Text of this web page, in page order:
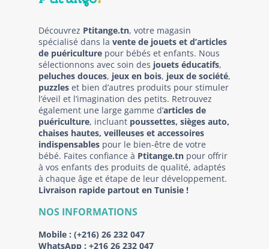
Découvrez Ptitange.tn, votre magasin
spécialisé dans la vente de jouets et d’articles
de puériculture pour bébés et enfants. Nous
sélectionnons avec soin des jouets éducatifs,
peluches douces, jeux en bois, jeux de société,
puzzles et bien d’autres produits pour stimuler
l’éveil et l’imagination des petits. Retrouvez
également une large gamme d’articles de
puériculture, incluant poussettes, sièges auto,
chaises hautes, veilleuses et accessoires
indispensables pour le bien-être de votre
bébé. Faites confiance à Ptitange.tn pour offrir
à vos enfants des produits de qualité, adaptés
à chaque âge et étape de leur développement.
Livraison rapide partout en Tunisie !
NOS INFORMATIONS
Mobile : (+216) 26 232 047
WhatsApp : +216 26 232 047